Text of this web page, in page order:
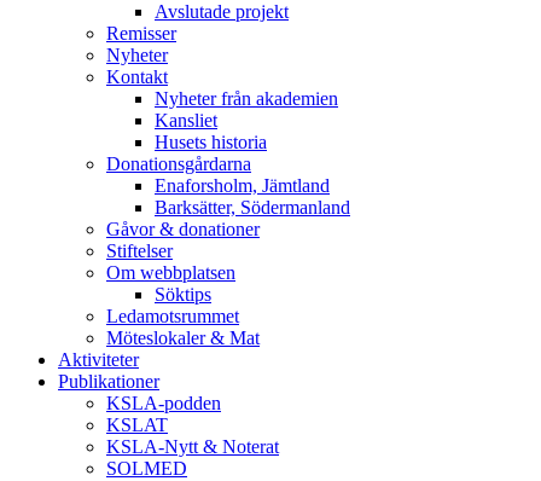
Avslutade projekt
Remisser
Nyheter
Kontakt
Nyheter från akademien
Kansliet
Husets historia
Donationsgårdarna
Enaforsholm, Jämtland
Barksätter, Södermanland
Gåvor & donationer
Stiftelser
Om webbplatsen
Söktips
Ledamotsrummet
Möteslokaler & Mat
Aktiviteter
Publikationer
KSLA-podden
KSLAT
KSLA-Nytt & Noterat
SOLMED